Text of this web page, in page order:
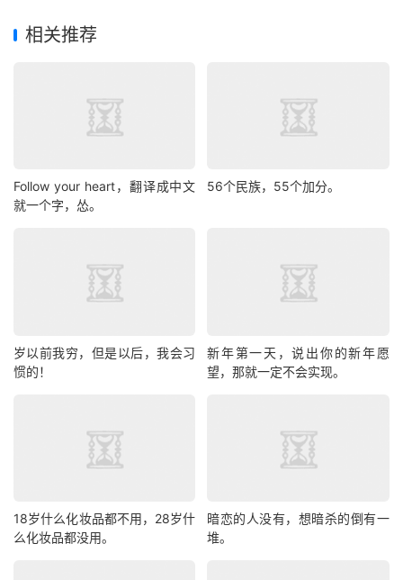
相关推荐
Follow your heart，翻译成中文
就一个字，怂。
56个民族，55个加分。
岁以前我穷，但是以后，我会习
惯的！
新年第一天，说出你的新年愿
望，那就一定不会实现。
18岁什么化妆品都不用，28岁什
么化妆品都没用。
暗恋的人没有，想暗杀的倒有一
堆。